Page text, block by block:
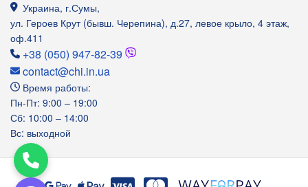
Украина, г.Сумы,
ул. Героев Крут (бывш. Черепина), д.27, левое крыло, 4 этаж,
оф.411
+38 (050) 947-82-39
contact@chi.in.ua
Время работы:
Пн-Пт: 9:00 – 19:00
Сб: 10:00 – 14:00
Вс: выходной